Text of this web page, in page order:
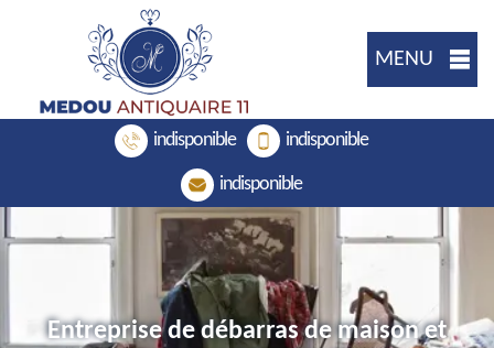
MENU
indisponible indisponible
indisponible
Entreprise de débarras de maison et